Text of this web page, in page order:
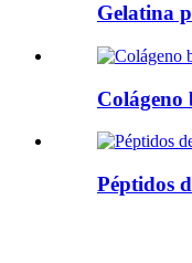
Gelatina
Colágeno
Péptidos